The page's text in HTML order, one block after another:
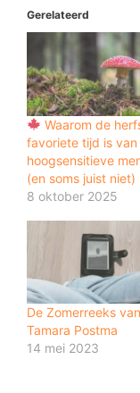
Gerelateerd
Waarom de
favoriete tijd is van
hoogsensitieve
(en soms juist niet)
8 oktober 2025
De Zomerreeks van
Tamara Postma
14 mei 2023